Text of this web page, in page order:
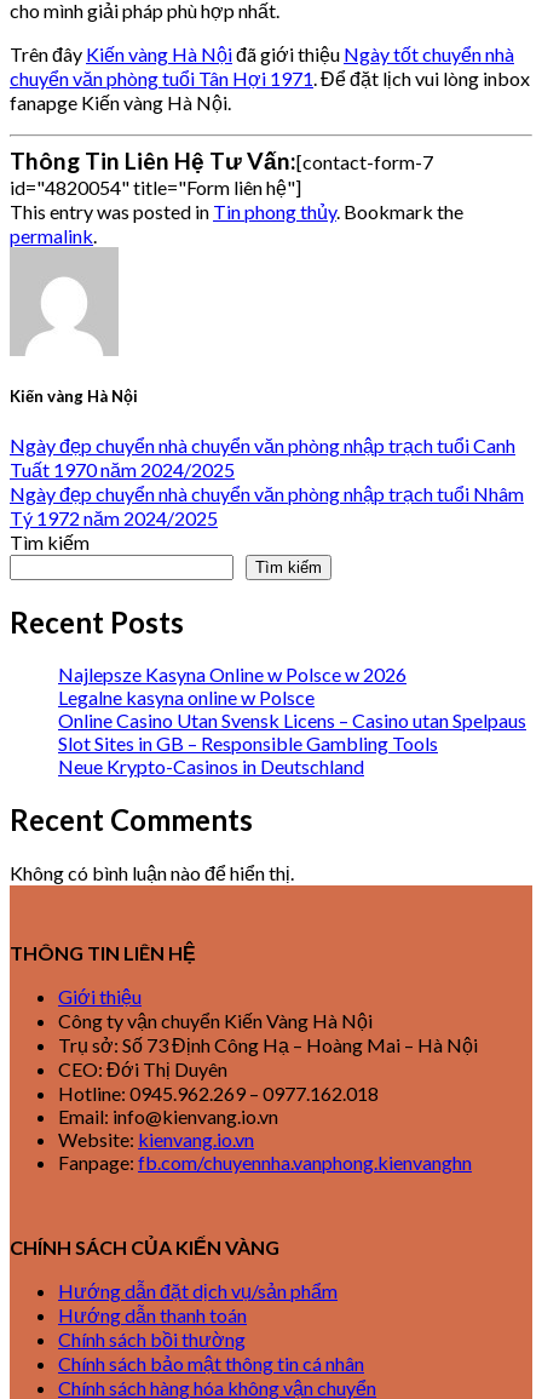
cho mình giải pháp phù hợp nhất.
Trên đây Kiến vàng Hà Nộiđã giới thiệu Ngày tốt chuyển nhà
chuyển văn phòng tuổi Tân Hợi 1971. Để đặt lịch vui lòng inbox
fanapge Kiến vàng Hà Nội.
Thông Tin Liên Hệ Tư Vấn:[contact-form-7
id="4820054" title="Form liên hệ"]
This entry was posted in Tin phong thủy. Bookmark the
permalink.
Kiến vàng Hà Nội
Ngày đẹp chuyển nhà chuyển văn phòng nhập trạch tuổi Canh
Tuất 1970 năm 2024/2025
Ngày đẹp chuyển nhà chuyển văn phòng nhập trạch tuổi Nhâm
Tý 1972 năm 2024/2025
Tìm kiếm
Tìm kiếm
Recent Posts
Najlepsze Kasyna Online w Polsce w 2026
Legalne kasyna online w Polsce
Online Casino Utan Svensk Licens – Casino utan Spelpaus
Slot Sites in GB – Responsible Gambling Tools
Neue Krypto-Casinos in Deutschland
Recent Comments
Không có bình luận nào để hiển thị.
THÔNG TIN LIÊN HỆ
Giới thiệu
Công ty vận chuyển Kiến Vàng Hà Nội
Trụ sở: Số 73 Định Công Hạ – Hoàng Mai – Hà Nội
CEO: Đới Thị Duyên
Hotline: 0945.962.269 – 0977.162.018
Email: info@kienvang.io.vn
Website: kienvang.io.vn
Fanpage: fb.com/chuyennha.vanphong.kienvanghn
CHÍNH SÁCH CỦA KIẾN VÀNG
Hướng dẫn đặt dịch vụ/sản phẩm
Hướng dẫn thanh toán
Chính sách bồi thường
Chính sách bảo mật thông tin cá nhân
Chính sách hàng hóa không vận chuyển